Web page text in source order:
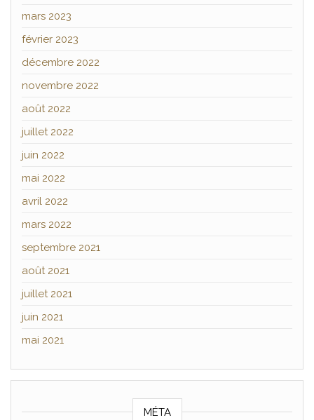
mars 2023
février 2023
décembre 2022
novembre 2022
août 2022
juillet 2022
juin 2022
mai 2022
avril 2022
mars 2022
septembre 2021
août 2021
juillet 2021
juin 2021
mai 2021
MÉTA